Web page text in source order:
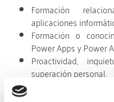
Formación
aplicaciones
Formación o
Power Apps y Power
Proactividad,
superación personal.
Capacidad de